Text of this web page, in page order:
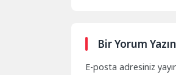
Bir Yorum Yazın
E-posta adresiniz